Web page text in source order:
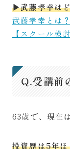
▶︎武藤孝幸は
武藤孝幸とは
【スクール検
Q.受講前
63歳で、現在
投資歴は5年